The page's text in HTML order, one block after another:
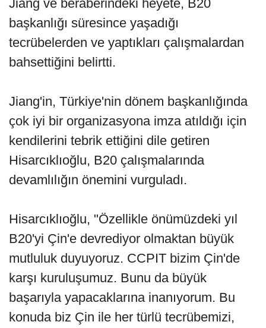
Jiang ve beraberindeki heyete, B20
başkanlığı süresince yaşadığı
tecrübelerden ve yaptıkları çalışmalardan
bahsettiğini belirtti.
Jiang'in, Türkiye'nin dönem başkanlığında
çok iyi bir organizasyona imza atıldığı için
kendilerini tebrik ettiğini dile getiren
Hisarcıklıoğlu, B20 çalışmalarında
devamlılığın önemini vurguladı.
Hisarcıklıoğlu, "Özellikle önümüzdeki yıl
B20'yi Çin'e devrediyor olmaktan büyük
mutluluk duyuyoruz. CCPIT bizim Çin'de
karşı kuruluşumuz. Bunu da büyük
başarıyla yapacaklarına inanıyorum. Bu
konuda biz Çin ile her türlü tecrübemizi,